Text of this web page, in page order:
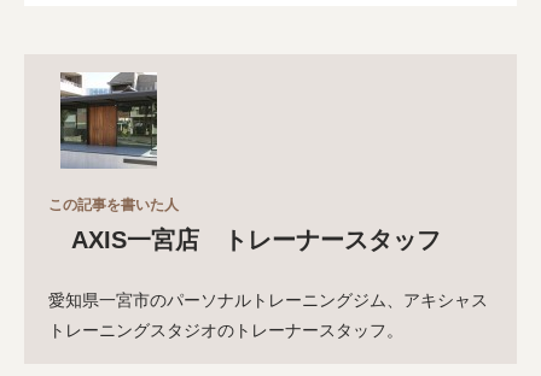
この記事を書いた人
AXIS一宮店 トレーナースタッフ
愛知県一宮市のパーソナルトレーニングジム、アキシャス
トレーニングスタジオのトレーナースタッフ。